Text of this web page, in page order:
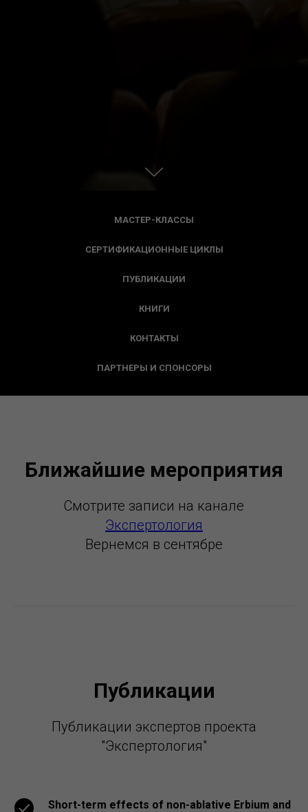
МАСТЕР-КЛАССЫ
СЕРТИФИКАЦИОННЫЕ ЦИКЛЫ
ПУБЛИКАЦИИ
КНИГИ
КОНТАКТЫ
ПАРТНЕРЫ И СПОНСОРЫ
Ближайшие мероприятия
Смотрите записи на канале
Экспертология
Вернемся в сентябре
Публикации
Публикации экспертов проекта
"Экспертология"
Short-term effects of non-ablative Erbium and